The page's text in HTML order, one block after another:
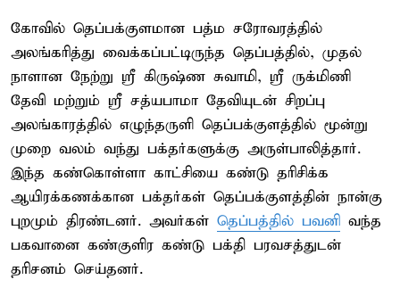
கோவில் தெப்பக்குளமான பத்ம சரோவரத்தில்
அலங்கரித்து வைக்கப்பட்டிருந்த தெப்பத்தில், முதல்
நாளான நேற்று ஸ்ரீ கிருஷ்ண சுவாமி, ஸ்ரீ ருக்மிணி
தேவி மற்றும் ஸ்ரீ சத்யபாமா தேவியுடன் சிறப்பு
அலங்காரத்தில் எழுந்தருளி தெப்பக்குளத்தில் மூன்று
முறை வலம் வந்து பக்தர்களுக்கு அருள்பாலித்தார்.
இந்த கண்கொள்ளா காட்சியை கண்டு தரிசிக்க
ஆயிரக்கணக்கான பக்தர்கள் தெப்பக்குளத்தின் நான்கு
புறமும் திரண்டனர். அவர்கள் தெப்பத்தில் பவனி வந்த
பகவானை கண்குளிர கண்டு பக்தி பரவசத்துடன்
தரிசனம் செய்தனர்.